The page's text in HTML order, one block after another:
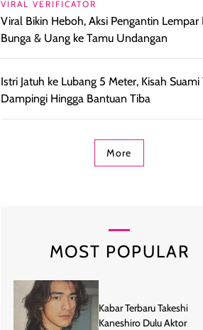
VIRAL VERIFICATOR
Viral Bikin Heboh, Aksi Pengantin Lempar
Bunga & Uang ke Tamu Undangan
Istri Jatuh ke Lubang 5 Meter, Kisah Suami
Dampingi Hingga Bantuan Tiba
More
MOST POPULAR
Kabar Terbaru Takeshi
Kaneshiro Dulu Aktor